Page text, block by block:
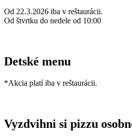
Od 22.3.2026 iba v reštaurácii.
Od štvrtku do nedele od 10:00
Detské menu
*Akcia platí iba v reštaurácii.
Vyzdvihni si pizzu